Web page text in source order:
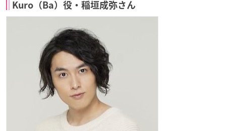
Kuro（Ba）役・稲垣成弥さん